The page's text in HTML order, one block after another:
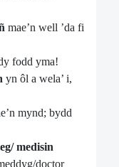
mae’n well ’da fi
fodd yma!
yn ôl a wela’ i,
mynd; bydd
medisin
doctor